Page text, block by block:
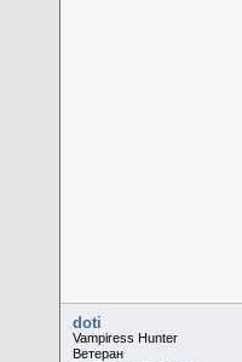
doti
Vampiress Hunter
Ветеран